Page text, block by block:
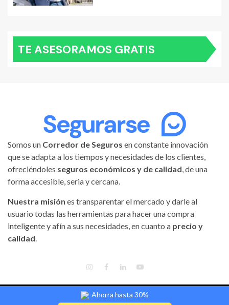
Ahorra hasta 30%
TE ASESORAMOS GRATIS
Somos un Corredor de Seguros en constante innovación
que se adapta a los tiempos y necesidades de los clientes,
ofreciéndoles seguros económicos y de calidad, de una
forma accesible, seria y cercana.
Nuestra misión es transparentar el mercado y darle al
usuario todas las herramientas para hacer una compra
inteligente y afín a sus necesidades, en cuanto a precio y
calidad.
INSTAGRAM
FACEBOOK
LINKEDIN
YOUTUBE
Segurarse | Todos los derechos reservados.